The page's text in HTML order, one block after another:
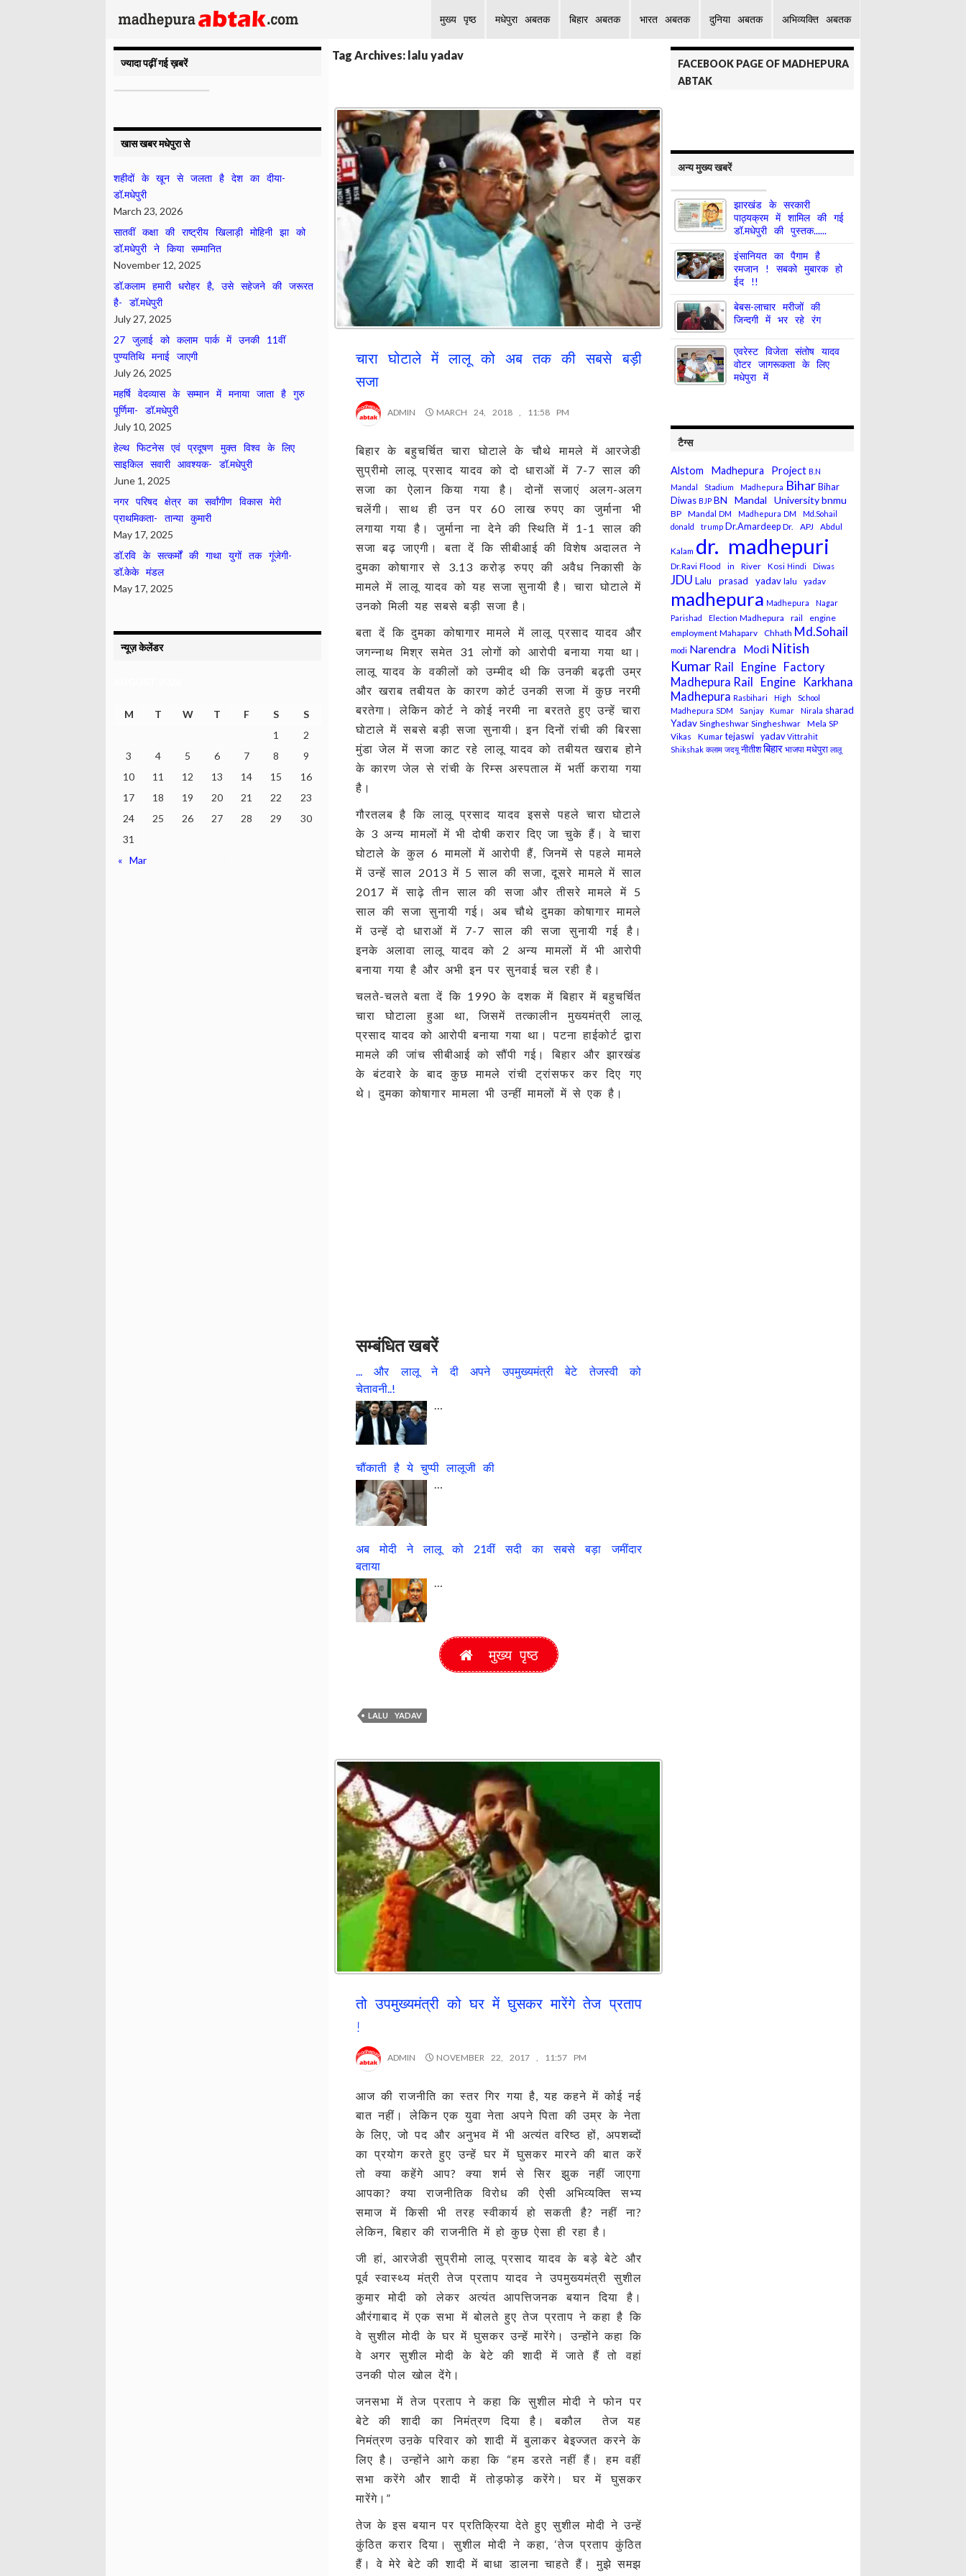
मुख्य पृष्ठ मधेपुरा अबतक बिहार अबतक भारत अबतक दुनिया अबतक अभिव्यक्ति अबतक
Tag Archives: lalu yadav
चारा घोटाले में लालू को अब तक की सबसे बड़ी
सजा
ADMIN MARCH 24, 2018 , 11:58 PM
बिहार के बहुचर्चित चारा घोटाले के चौथे मामले में आरजेडी
सुप्रीमो लालू प्रसाद यादव को दो धाराओं में 7-7 साल की
सजा का ऐलान किया गया है। दोनों सजाएं अलग-अलग
चलेंगी। साथ ही उन पर 60 लाख रुपए का जुर्माना भी
लगाया गया है। जुर्माना ना देने की स्थिति में 1-1 साल की
सजा बढ़ जाएगी। बता दें कि सीबीआई की विशेष अदालत ने
दुमका कोषागार से 3.13 करोड़ रुपए की अवैध निकासी के
मामले में लालू यादव को यह सजा सुनायी है। चारा घोटाले में
उनको मिली यह सबसे बड़ी सजा है।
बता दें कि दुमका कोषागार मामले में लालू प्रसाद यादव और
जगन्नाथ मिश्र समेत 31 लोगों को आरोपी बनाया गया था।
लालू यादव के वकीलों को उम्मीद थी कि उनकी बढ़ती उम्र
और खराब तबीयत के कारण कोर्ट उनकी सजा में कुछ नरमी
बरतेगा। लेकिन कोर्ट ने कोई नरमी ना बरतते हुए उन्हें चारा
घोटाले में सबसे बड़ी सजा सुनायी। इन दिनों रांची की बिरसा
मुंडा जेल में सजा काट रहे लालू यादव को तबीयत खराब होने
के कारण जेल से रांची के रिम्स अस्पताल में भर्ती कराया गया
है।
गौरतलब है कि लालू प्रसाद यादव इससे पहले चारा घोटाले
के 3 अन्य मामलों में भी दोषी करार दिए जा चुके हैं। वे चारा
घोटाले के कुल 6 मामलों में आरोपी हैं, जिनमें से पहले मामले
में उन्हें साल 2013 में 5 साल की सजा, दूसरे मामले में साल
2017 में साढ़े तीन साल की सजा और तीसरे मामले में 5
साल की सजा सुनायी गई। अब चौथे दुमका कोषागार मामले
में उन्हें दो धाराओं में 7-7 साल की सजा सुनायी गई है।
इनके अलावा लालू यादव को 2 अन्य मामलों में भी आरोपी
बनाया गया है और अभी इन पर सुनवाई चल रही है।
चलते-चलते बता दें कि 1990 के दशक में बिहार में बहुचर्चित
चारा घोटाला हुआ था, जिसमें तत्कालीन मुख्यमंत्री लालू
प्रसाद यादव को आरोपी बनाया गया था। पटना हाईकोर्ट द्वारा
मामले की जांच सीबीआई को सौंपी गई। बिहार और झारखंड
के बंटवारे के बाद कुछ मामले रांची ट्रांसफर कर दिए गए
थे। दुमका कोषागार मामला भी उन्हीं मामलों में से एक है।
सम्बंधित खबरें
... और लालू ने दी अपने उपमुख्यमंत्री बेटे तेजस्वी को
चेतावनी..!
…
चौंकाती है ये चुप्पी लालूजी की
अब मोदी ने लालू को 21वीं सदी का सबसे बड़ा जमींदार
बताया
…
मुख्य पृष्ठ
LALU YADAV
तो उपमुख्यमंत्री को घर में घुसकर मारेंगे तेज प्रताप
!
ADMIN NOVEMBER 22, 2017 , 11:57 PM
आज की राजनीति का स्तर गिर गया है, यह कहने में कोई नई
बात नहीं। लेकिन एक युवा नेता अपने पिता की उम्र के नेता
के लिए, जो पद और अनुभव में भी अत्यंत वरिष्ठ हों, अपशब्दों
का प्रयोग करते हुए उन्हें घर में घुसकर मारने की बात करें
तो क्या कहेंगे आप? क्या शर्म से सिर झुक नहीं जाएगा
आपका? क्या राजनीतिक विरोध की ऐसी अभिव्यक्ति सभ्य
समाज में किसी भी तरह स्वीकार्य हो सकती है? नहीं ना?
लेकिन, बिहार की राजनीति में हो कुछ ऐसा ही रहा है।
जी हां, आरजेडी सुप्रीमो लालू प्रसाद यादव के बड़े बेटे और
पूर्व स्वास्थ्य मंत्री तेज प्रताप यादव ने उपमुख्यमंत्री सुशील
कुमार मोदी को लेकर अत्यंत आपत्तिजनक बयान दिया है।
औरंगाबाद में एक सभा में बोलते हुए तेज प्रताप ने कहा है कि
वे सुशील मोदी के घर में घुसकर उन्हें मारेंगे। उन्होंने कहा कि
वे अगर सुशील मोदी के बेटे की शादी में जाते हैं तो वहां
उनकी पोल खोल देंगे।
जनसभा में तेज प्रताप ने कहा कि सुशील मोदी ने फोन पर
बेटे की शादी का निमंत्रण दिया है। बकौल तेज यह
निमंत्रण उऩके परिवार को शादी में बुलाकर बेइज्जत करने के
लिए है। उन्होंने आगे कहा कि “हम डरते नहीं हैं। हम वहीं
सभा करेंगे और शादी में तोड़फोड़ करेंगे। घर में घुसकर
मारेंगे।”
तेज के इस बयान पर प्रतिक्रिया देते हुए सुशील मोदी ने उन्हें
कुंठित करार दिया। सुशील मोदी ने कहा, ‘तेज प्रताप कुंठित
हैं। वे मेरे बेटे की शादी में बाधा डालना चाहते हैं। मुझे समझ
FACEBOOK PAGE OF MADHEPURA
ABTAK
अन्य मुख्य खबरें
झारखंड के सरकारी
पाठ्यक्रम में शामिल की गई
डॉ.मधेपुरी की पुस्तक......
इंसानियत का पैगाम है
रमजान ! सबको मुबारक हो
ईद !!
बेबस-लाचार मरीजों की
जिन्दगी में भर रहे रंग
एवरेस्ट विजेता संतोष यादव
वोटर जागरूकता के लिए
मधेपुरा में
टैग्स
Alstom Madhepura Project B.N
Mandal Stadium Madhepura Bihar Bihar
Diwas BJP BN Mandal University bnmu
BP Mandal DM Madhepura DM Md.Sohail
donald trump Dr.Amardeep Dr. APJ Abdul
Kalam dr. madhepuri
Dr.Ravi Flood in River Kosi Hindi Diwas
JDU Lalu prasad yadav lalu yadav
madhepura Madhepura Nagar
Parishad Election Madhepura rail engine
employment Mahaparv Chhath Md.Sohail
modi Narendra Modi Nitish
Kumar Rail Engine Factory
Madhepura Rail Engine Karkhana
Madhepura Rasbihari High School
Madhepura SDM Sanjay Kumar Nirala sharad
Yadav Singheshwar Singheshwar Mela SP
Vikas Kumar tejaswi yadav Vittrahit
Shikshak कलाम जदयू नीतीश बिहार भाजपा मधेपुरा लालू
ज्यादा पढ़ीं गई ख़बरें
खास खबर मधेपुरा से
शहीदों के खून से जलता है देश का दीया-
डॉ.मधेपुरी
March 23, 2026
सातवीं कक्षा की राष्ट्रीय खिलाड़ी मोहिनी झा को
डॉ.मधेपुरी ने किया सम्मानित
November 12, 2025
डॉ.कलाम हमारी धरोहर है, उसे सहेजने की जरूरत
है- डॉ.मधेपुरी
July 27, 2025
27 जुलाई को कलाम पार्क में उनकी 11वीं
पुण्यतिथि मनाई जाएगी
July 26, 2025
महर्षि वेदव्यास के सम्मान में मनाया जाता है गुरु
पूर्णिमा- डॉ.मधेपुरी
July 10, 2025
हेल्थ फिटनेस एवं प्रदूषण मुक्त विश्व के लिए
साइकिल सवारी आवश्यक- डॉ.मधेपुरी
June 1, 2025
नगर परिषद क्षेत्र का सर्वांगीण विकास मेरी
प्राथमिकता- तान्या कुमारी
May 17, 2025
डॉ.रवि के सत्कर्मों की गाथा युगों तक गूंजेगी-
डॉ.केके मंडल
May 17, 2025
न्यूज़ केलेंडर
M T W T F S S
« Mar
1
2
3
4 5 6 7 8
9
10
11 12 13 14 15
16
17
18 19 20 21 22
23
24
25 26 27 28 29
30
31